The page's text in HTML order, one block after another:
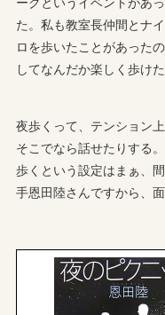
た。私も教室長仲間とナ
ロを歩いたことがあった
してなんだか楽しく歩け
夜歩くって、テンション
そこでなら話せたりする
歩くという設定はまぁ、
手恩田陸さんですから、